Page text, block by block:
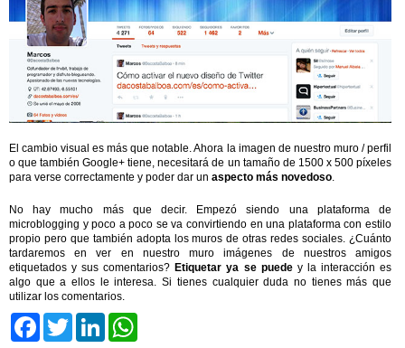
El cambio visual es más que notable. Ahora la imagen de nuestro muro / perfil
o que también Google+ tiene, necesitará de un tamaño de 1500 x 500 píxeles
para verse correctamente y poder dar un aspecto más novedoso.
No hay mucho más que decir. Empezó siendo una plataforma de
microblogging y poco a poco se va convirtiendo en una plataforma con estilo
propio pero que también adopta los muros de otras redes sociales. ¿Cuánto
tardaremos en ver en nuestro muro imágenes de nuestros amigos
etiquetados y sus comentarios? Etiquetar ya se puedey la interacción es
algo que a ellos le interesa. Si tienes cualquier duda no tienes más que
utilizar los comentarios.
FacebookTwitter LinkedIn